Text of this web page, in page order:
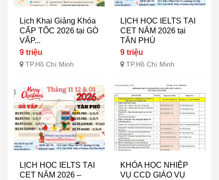
Lịch Khai Giảng Khóa
CẤP TỐC 2026 tại GÒ
VẤP...
9 triệu
TP.Hồ Chí Minh
LỊCH HỌC IELTS TẠI
CET NĂM 2026 tại
TÂN PHÚ
9 triệu
TP.Hồ Chí Minh
LỊCH HỌC IELTS TẠI
CET NĂM 2026 –
KHÓA HỌC NHIỆP
VỤ CCD GIÁO VỤ